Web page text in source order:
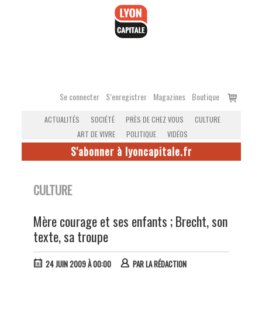
Se connecter S’enregistrer Magazines Boutique
Voir
ACTUALITÉS SOCIÉTÉ PRÈS DE CHEZ VOUS
CULTURE
ART DE VIVRE
POLITIQUE VIDÉOS
S'abonner à lyoncapitale.fr
CULTURE
Mère courage et ses enfants ; Brecht, son
texte, sa troupe
24 JUIN 2009 À 00:00 PARLA RÉDACTION